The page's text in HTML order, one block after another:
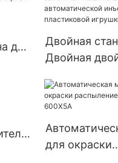
для
Двойная
Двойная
200X6D для
пластиковой
для окраски